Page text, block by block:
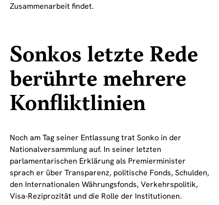
Zusammenarbeit findet.
Sonkos letzte Rede
berührte mehrere
Konfliktlinien
Noch am Tag seiner Entlassung trat Sonko in der
Nationalversammlung auf. In seiner letzten
parlamentarischen Erklärung als Premierminister
sprach er über Transparenz, politische Fonds, Schulden,
den Internationalen Währungsfonds, Verkehrspolitik,
Visa-Reziprozität und die Rolle der Institutionen.